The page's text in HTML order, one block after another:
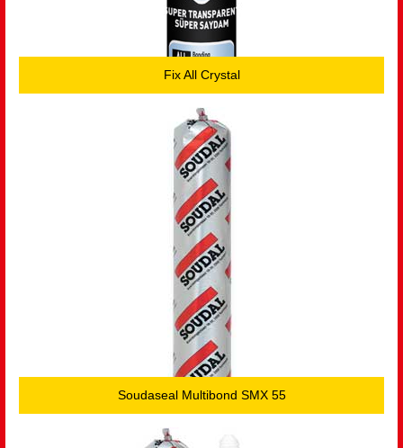
Fix All Crystal
Soudaseal Multibond SMX 55